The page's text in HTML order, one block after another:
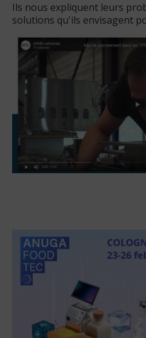
Ils nous expliquent leurs
solutions qu'ils envisagent